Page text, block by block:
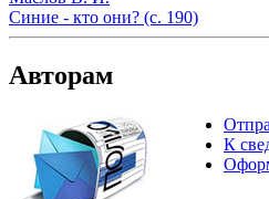
Синие - кто они? (с. 190)
Авторам
К